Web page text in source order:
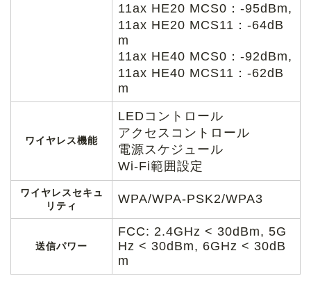
11ax HE20 MCS0：-95dBm,
11ax HE20 MCS11：-64dB
m
11ax HE40 MCS0：-92dBm,
11ax HE40 MCS11：-62dB
m
ワイヤレス機能
LEDコントロール
アクセスコントロール
電源スケジュール
Wi-Fi範囲設定
ワイヤレスセキュ
リティ
WPA/WPA-PSK2/WPA3
送信パワー
FCC: 2.4GHz < 30dBm, 5G
Hz < 30dBm, 6GHz < 30dB
m